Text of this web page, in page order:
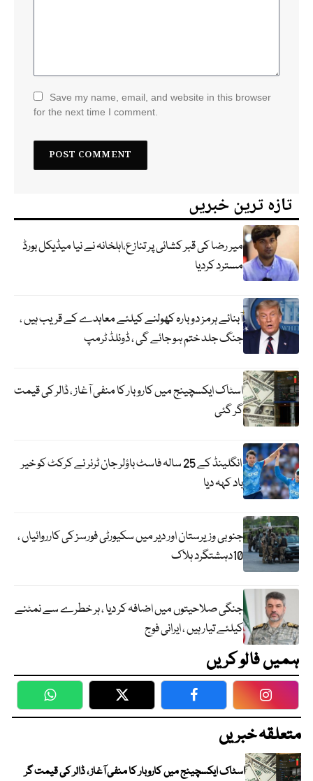
Save my name, email, and website in this browser
for the next time I comment.
تازہ ترین خبریں
میر رضا کی قبر کشائی پر تنازع،اہلخانہ نے نیا میڈیکل بورڈ
مسترد کردیا
آبنائے ہرمز دوبارہ کھولنے کیلئے معاہدے کے قریب ہیں ،
جنگ جلد ختم ہو جائے گی ، ڈونلڈ ٹرمپ
اسٹاک ایکسچینج میں کاروبار کا منفی آغاز ، ڈالر کی قیمت
گر گئی
انگلینڈ کے 25 سالہ فاسٹ باؤلر جان ٹرنر نے کرکٹ کو خیر
باد کہہ دیا
جنوبی وزیرستان اور دیر میں سکیورٹی فورسز کی کارروائیاں ،
10دہشتگرد ہلاک
جنگی صلاحیتوں میں اضافہ کر دیا ، ہر خطرے سے نمٹنے
کیلئے تیار ہیں ، ایرانی فوج
ہمیں فالو کریں
WhatsApp Twitter Facebook
متعلقہ خبریں
اسٹاک ایکسچینج میں کاروبار کا منفی آغاز ، ڈالر کی قیمت گر